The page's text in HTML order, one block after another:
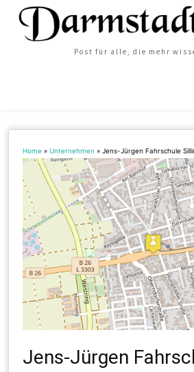
Post für alle, die mehr
Home »Unternehmen »Jens-Jürgen Fahrschule
Jens-Jürgen